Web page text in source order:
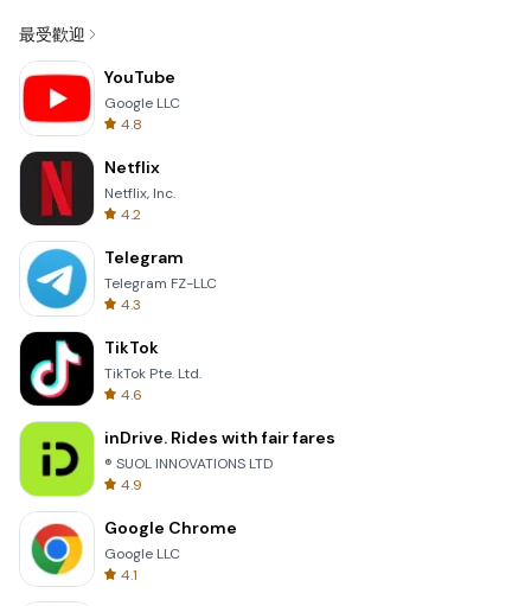
最受歡迎
YouTube
Google LLC
4.8
Netflix
Netflix, Inc.
4.2
Telegram
Telegram FZ-LLC
4.3
TikTok
TikTok Pte. Ltd.
4.6
inDrive. Rides with fair fares
® SUOL INNOVATIONS LTD
4.9
Google Chrome
Google LLC
4.1